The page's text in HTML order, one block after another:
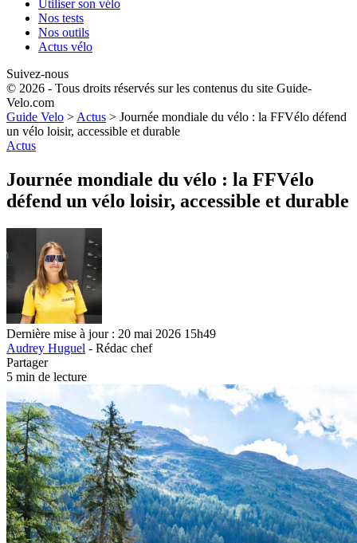
Utiliser son vélo
Nos tests
Nos outils
Actus vélo
Suivez-nous
© 2026 - Tous droits réservés sur les contenus du site Guide-
Velo.com
Guide Velo > Actus > Journée mondiale du vélo : la FFVélo défend
un vélo loisir, accessible et durable
Actus
Journée mondiale du vélo : la FFVélo
défend un vélo loisir, accessible et durable
Dernière mise à jour : 20 mai 2026 15h49
Audrey Huguel - Rédac chef
Partager
5 min de lecture